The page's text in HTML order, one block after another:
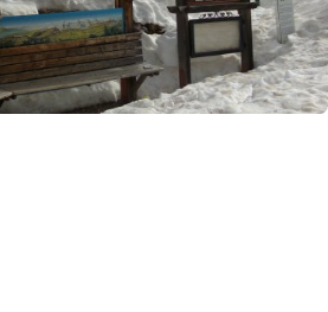
trekking-etc - Tutti i diritti riservati
bygb-ing
di responsabilità-privacy e cookie